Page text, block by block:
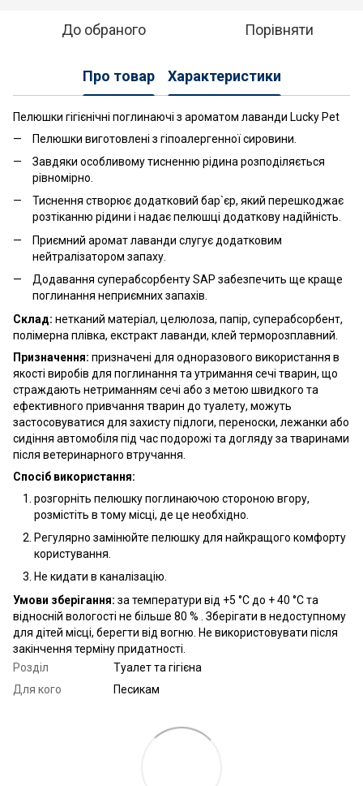
До обраного Порівняти
Про товар Характеристики
Пелюшки гігієнічні поглинаючі з ароматом лаванди Lucky Pet
Пелюшки виготовлені з гіпоалергенної сировини.
Завдяки особливому тисненню рідина розподіляється
рівномірно.
Тиснення створює додатковий бар`єр, який перешкоджає
розтіканню рідини і надає пелюшці додаткову надійність.
Приємний аромат лаванди слугує додатковим
нейтралізатором запаху.
Додавання суперабсорбенту SAP забезпечить ще краще
поглинання неприємних запахів.
Склад: нетканий матеріал, целюлоза, папір, суперабсорбент,
полімерна плівка, екстракт лаванди, клей терморозплавний.
Призначення: призначені для одноразового використання в
якості виробів для поглинання та утримання сечі тварин, що
страждають нетриманням сечі або з метою швидкого та
ефективного привчання тварин до туалету, можуть
застосовуватися для захисту підлоги, переноски, лежанки або
сидіння автомобіля під час подорожі та догляду за тваринами
після ветеринарного втручання.
Спосіб використання:
розгорніть пелюшку поглинаючою стороною вгору,
розмістіть в тому місці, де це необхідно.
Регулярно замінюйте пелюшку для найкращого комфорту
користування.
Не кидати в каналізацію.
Умови зберігання: за температури від +5 °С до + 40 °С та
відносній вологості не більше 80 % . Зберігати в недоступному
для дітей місці, берегти від вогню. Не використовувати після
закінчення терміну придатності.
Розділ
Туалет та гігієна
Для кого
Песикам